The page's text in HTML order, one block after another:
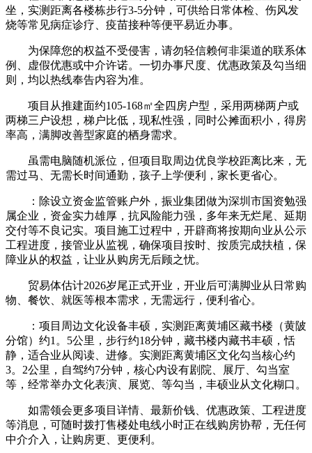
坐，实测距离各楼栋步行3-5分钟，可供给日常体检、伤风发
烧等常见病症诊疗、疫苗接种等便平易近办事。
为保障您的权益不受侵害，请勿轻信赖何非渠道的联系体
例、虚假优惠或中介许诺。一切办事尺度、优惠政策及勾当细
则，均以热线奉告内容为准。
项目从推建面约105-168㎡全四房户型，采用两梯两户或
两梯三户设想，梯户比低，现私性强，同时公摊面积小，得房
率高，满脚改善型家庭的栖身需求。
虽需电脑随机派位，但项目取周边优良学校距离比来，无
需过马、无需长时间通勤，孩子上学便利，家长更省心。
：除设立资金监管账户外，振业集团做为深圳市国资勉强
属企业，资金实力雄厚，抗风险能力强，多年来无烂尾、延期
交付等不良记实。项目施工过程中，开辟商将按期向业从公示
工程进度，接管业从监视，确保项目按时、按质完成扶植，保
障业从的权益，让业从购房无后顾之忧。
贸易体估计2026岁尾正式开业，开业后可满脚业从日常购
物、餐饮、就医等根本需求，无需远行，便利省心。
：项目周边文化设备丰硕，实测距离黄埔区藏书楼（黄陂
分馆）约1。5公里，步行约18分钟，藏书楼内藏书丰硕，恬
静，适合业从阅读、进修。实测距离黄埔区文化勾当核心约
3。2公里，自驾约7分钟，核心内设有剧院、展厅、勾当室
等，经常举办文化表演、展览、等勾当，丰硕业从文化糊口。
如需领会更多项目详情、最新价钱、优惠政策、工程进度
等消息，可随时拨打售楼处电线小时正在线购房协帮，无任何
中介介入，让购房更、更便利。